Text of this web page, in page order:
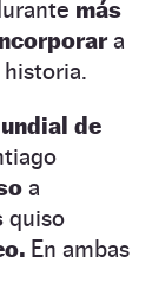
más
a
historia.
de
a
quiso
En ambas